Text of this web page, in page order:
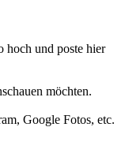
hoch und poste hier
möchten.
Google Fotos, etc.